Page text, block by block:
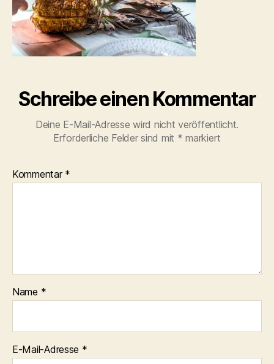
Schreibe einen Kommentar
Deine E-Mail-Adresse wird nicht veröffentlicht.
Erforderliche Felder sind mit * markiert
Kommentar *
Name *
E-Mail-Adresse *